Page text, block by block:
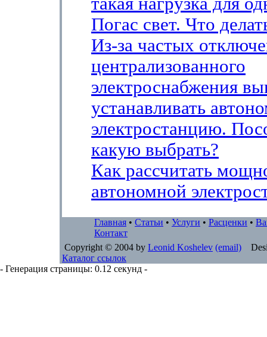
Погас свет. Что
Из-за частых
централизованного
электроснабжения
устанавливать
электростанцию.
какую выбрать?
Как рассчитать
автономной
Главная • Статьи • Услуги • Расценки •
Контакт
Copyright © 2004 by Leonid Koshelev (email)
Каталог ссылок
- Генерация страницы: 0.12 секунд -